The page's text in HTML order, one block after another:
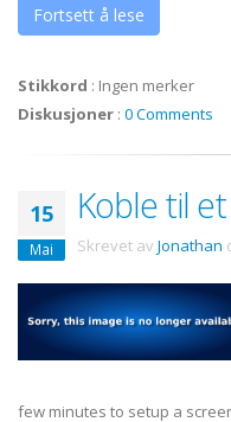
Fortsett å lese
Stikkord : Ingen merker
Diskusjoner : 0 Comments
15
Mai
Koble til
Skrevet av Jonathan
few minutes to setup a